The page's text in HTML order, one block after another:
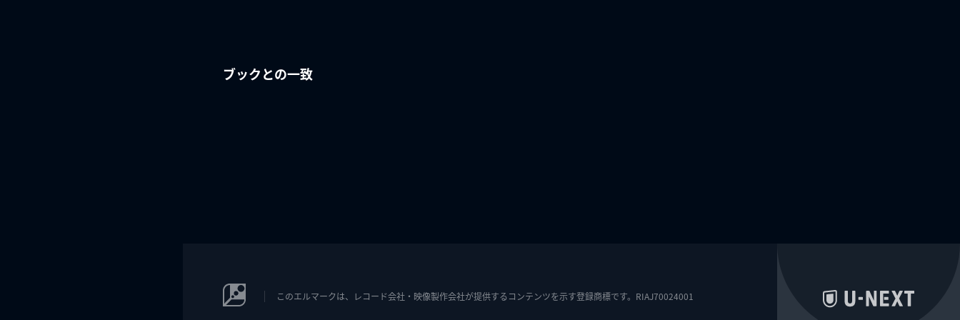
ブックとの一致
このエルマークは、レコード会社・映像製作会社が提供するコンテンツを示す登録商標です。RIAJ70024001